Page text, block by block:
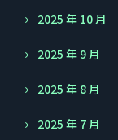
2025 年 10 月
2025 年 9 月
2025 年 8 月
2025 年 7 月